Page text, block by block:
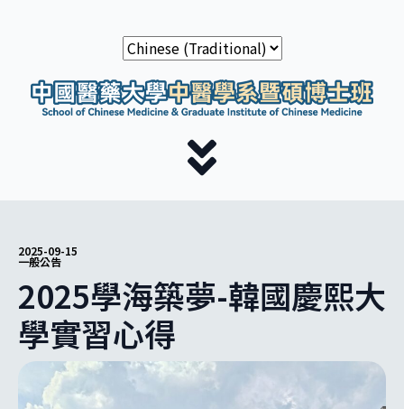
2025-09-15
一般公告
2025學海築夢-韓國慶熙大
學實習心得